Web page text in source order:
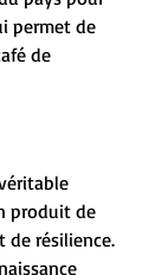
permet de
de
produit de
de résilience.